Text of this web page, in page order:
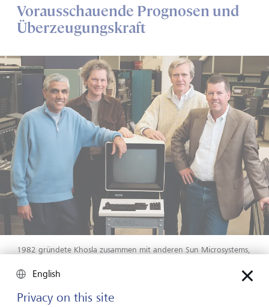
Vorausschauende Prognosen und
Überzeugungskraft
1982 gründete Khosla zusammen mit anderen Sun Microsystems,
Baker/Redux/laif
Khoslas Prognosefähigkeiten und seine
English
Privacy on this site